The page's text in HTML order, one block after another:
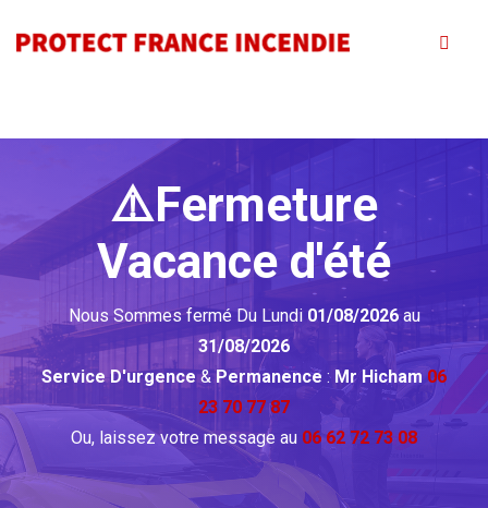
⚠️Fermeture
Vacance d'été
Nous Sommes fermé Du Lundi 01/08/2026au
31/08/2026
Service D'urgence&Permanence : Mr Hicham 06
23 70 77 87
Ou, laissez votre message au 06 62 72 73 08